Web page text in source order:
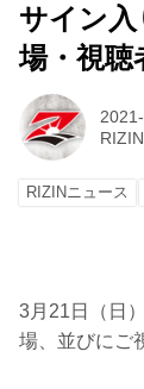
サイン
場・視聴
RIZIN
RIZINニュース
3月21日（日
場、並びにご